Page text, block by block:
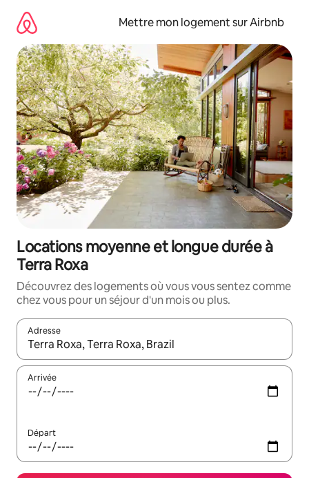
directement
contenu
Mettre mon logement sur Airbnb
Locations moyenne et longue durée à
Terra Roxa
Découvrez des logements où vous vous sentez comme
chez vous pour un séjour d'un mois ou plus.
Adresse
Lorsque les résultats s'affichent, utilisez les flèches vers le
Arrivée
Départ